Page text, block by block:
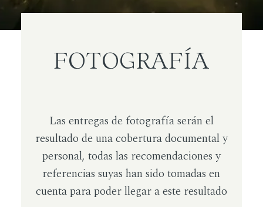
FOTOGRAFÍA
Las entregas de fotografía serán el
resultado de una cobertura documental y
personal, todas las recomendaciones y
referencias suyas han sido tomadas en
cuenta para poder llegar a este resultado